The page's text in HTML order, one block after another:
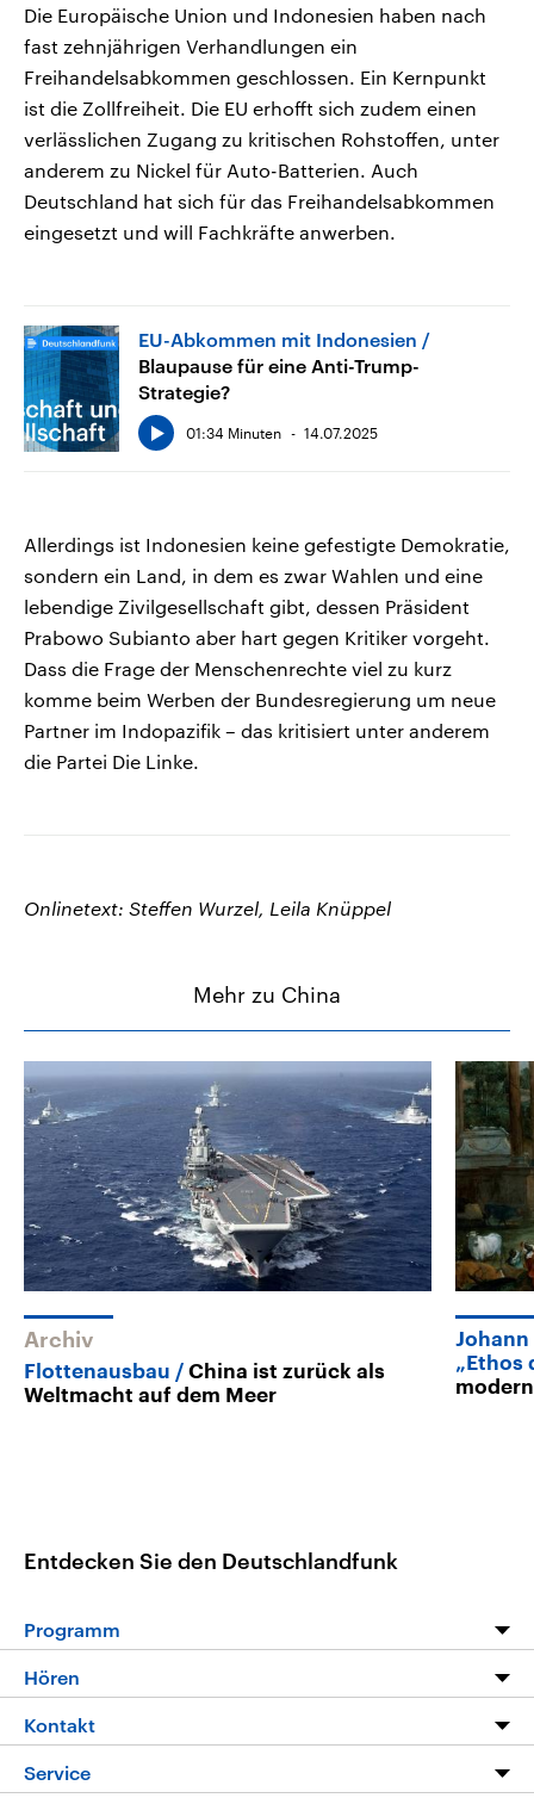
Die Europäische Union und Indonesien haben nach
fast zehnjährigen Verhandlungen ein
Freihandelsabkommen geschlossen. Ein Kernpunkt
ist die Zollfreiheit. Die EU erhofft sich zudem einen
verlässlichen Zugang zu kritischen Rohstoffen, unter
anderem zu Nickel für Auto-Batterien. Auch
Deutschland hat sich für das Freihandelsabkommen
eingesetzt und will Fachkräfte anwerben.
EU-Abkommen mit Indonesien
Blaupause für eine Anti-Trump-
Strategie?
01:34 Minuten 14.07.2025
Allerdings ist Indonesien keine gefestigte Demokratie,
sondern ein Land, in dem es zwar Wahlen und eine
lebendige Zivilgesellschaft gibt, dessen Präsident
Prabowo Subianto aber hart gegen Kritiker vorgeht.
Dass die Frage der Menschenrechte viel zu kurz
komme beim Werben der Bundesregierung um neue
Partner im Indopazifik – das kritisiert unter anderem
die Partei Die Linke.
Onlinetext: Steffen Wurzel, Leila Knüppel
Mehr zu China
Archiv
Flottenausbau
China ist zurück als
Weltmacht auf dem Meer
Johann
„Ethos
Entdecken Sie den Deutschlandfunk
Programm
Programm
Die Nachrichten
Nachrichtenleicht
Hören
Livestream
Kontakt
Hörerservice
Service